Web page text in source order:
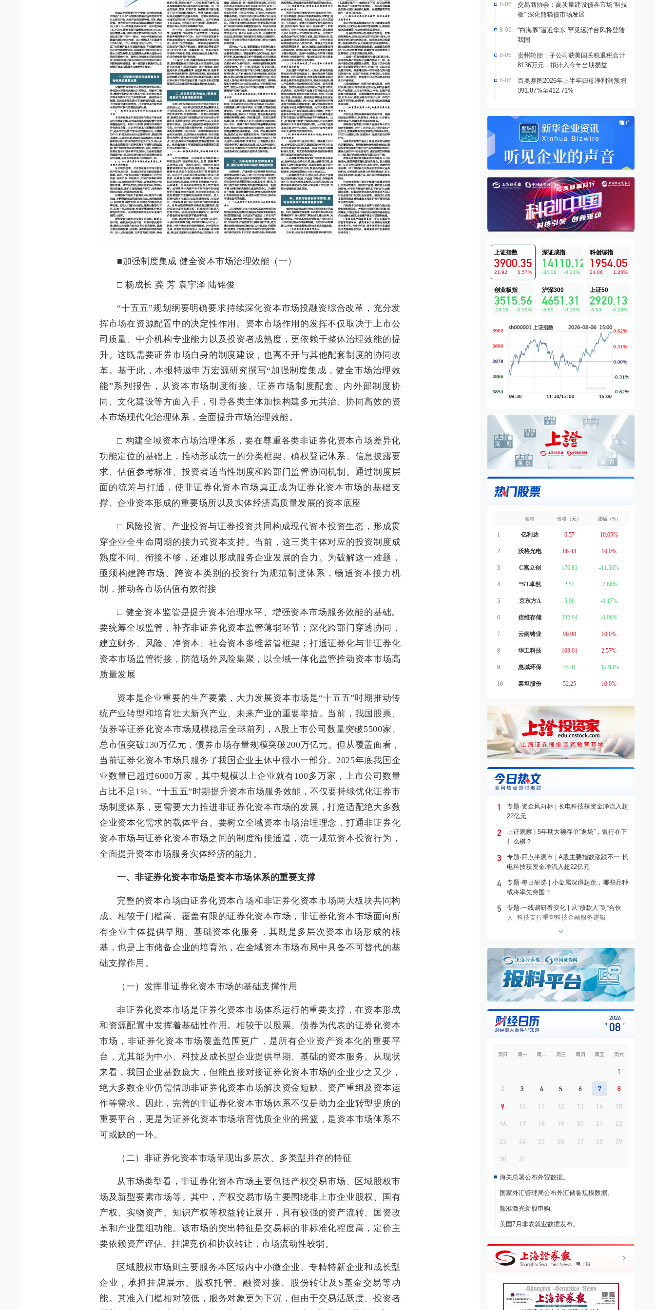
■加强制度集成 健全资本市场治理效能（一）
□ 杨成长 龚 芳 袁宇泽 陆铭俊
“十五五”规划纲要明确要求持续深化资本市场投融资综合改革，充分发
挥市场在资源配置中的决定性作用。资本市场作用的发挥不仅取决于上市公
司质量、中介机构专业能力以及投资者成熟度，更依赖于整体治理效能的提
升。这既需要证券市场自身的制度建设，也离不开与其他配套制度的协同改
革。基于此，本报特邀申万宏源研究撰写“加强制度集成，健全市场治理效
能”系列报告，从资本市场制度衔接、证券市场制度配套、内外部制度协
同、文化建设等方面入手，引导各类主体加快构建多元共治、协同高效的资
本市场现代化治理体系，全面提升市场治理效能。
□ 构建全域资本市场治理体系，要在尊重各类非证券化资本市场差异化
功能定位的基础上，推动形成统一的分类框架、确权登记体系、信息披露要
求、估值参考标准、投资者适当性制度和跨部门监管协同机制。通过制度层
面的统筹与打通，使非证券化资本市场真正成为证券化资本市场的基础支
撑、企业资本形成的重要场所以及实体经济高质量发展的资本底座
□ 风险投资、产业投资与证券投资共同构成现代资本投资生态，形成贯
穿企业全生命周期的接力式资本支持。当前，这三类主体对应的投资制度成
熟度不同、衔接不够，还难以形成服务企业发展的合力。为破解这一难题，
亟须构建跨市场、跨资本类别的投资行为规范制度体系，畅通资本接力机
制，推动各市场估值有效衔接
□ 健全资本监管是提升资本治理水平、增强资本市场服务效能的基础。
要统筹全域监管，补齐非证券化资本监管薄弱环节；深化跨部门穿透协同，
建立财务、风险、净资本、社会资本多维监管框架；打通证券化与非证券化
资本市场监管衔接，防范场外风险集聚，以全域一体化监管推动资本市场高
质量发展
资本是企业重要的生产要素，大力发展资本市场是“十五五”时期推动传
统产业转型和培育壮大新兴产业、未来产业的重要举措。当前，我国股票、
债券等证券化资本市场规模稳居全球前列，A股上市公司数量突破5500家、
总市值突破130万亿元，债券市场存量规模突破200万亿元。但从覆盖面看，
当前证券化资本市场只服务了我国企业主体中很小一部分。2025年底我国企
业数量已超过6000万家，其中规模以上企业就有100多万家，上市公司数量
占比不足1%。“十五五”时期提升资本市场服务效能，不仅要持续优化证券市
场制度体系，更需要大力推进非证券化资本市场的发展，打造适配绝大多数
企业资本化需求的载体平台。要树立全域资本市场治理理念，打通非证券化
资本市场与证券化资本市场之间的制度衔接通道，统一规范资本投资行为，
全面提升资本市场服务实体经济的能力。
一、非证券化资本市场是资本市场体系的重要支撑
完整的资本市场由证券化资本市场和非证券化资本市场两大板块共同构
成。相较于门槛高、覆盖有限的证券化资本市场，非证券化资本市场面向所
有企业主体提供早期、基础资本化服务，其既是多层次资本市场形成的根
基，也是上市储备企业的培育池，在全域资本市场布局中具备不可替代的基
础支撑作用。
（一）发挥非证券化资本市场的基础支撑作用
非证券化资本市场是证券化资本市场体系运行的重要支撑，在资本形成
和资源配置中发挥着基础性作用。相较于以股票、债券为代表的证券化资本
市场，非证券化资本市场覆盖范围更广，是所有企业资产资本化的重要平
台，尤其能为中小、科技及成长型企业提供早期、基础的资本服务。从现状
来看，我国企业基数庞大，但能直接对接证券化资本市场的企业少之又少，
绝大多数企业仍需借助非证券化资本市场解决资金短缺、资产重组及资本运
作等需求。因此，完善的非证券化资本市场体系不仅是助力企业转型提质的
重要平台，更是为证券化资本市场培育优质企业的摇篮，是资本市场体系不
可或缺的一环。
（二）非证券化资本市场呈现出多层次、多类型并存的特征
从市场类型看，非证券化资本市场主要包括产权交易市场、区域股权市
场及新型要素市场等。其中，产权交易市场主要围绕非上市企业股权、国有
产权、实物资产、知识产权等权益转让展开，具有较强的资产流转、国资改
革和产业重组功能。该市场的突出特征是交易标的非标准化程度高，定价主
要依赖资产评估、挂牌竞价和协议转让，市场流动性较弱。
区域股权市场则主要服务本区域内中小微企业、专精特新企业和成长型
企业，承担挂牌展示、股权托管、融资对接、股份转让及S基金交易等功
能。其准入门槛相对较低，服务对象更为下沉，但由于交易活跃度、投资者
8-06
交易商协会：高质量建设债券市场“科技
板” 深化熊猫债市场发展
8-06
“白海豚”逼近华东 罕见远洋台风将登陆
我国
8-06
贵州轮胎：子公司获美国关税退税合计
8136万元，拟计入今年当期损益
8-06
百奥赛图2026年上半年归母净利润预增
391.87%至412.71%
上证指数
3900.35
21.92 0.57%
深证成指
14110.12
-34.08 -0.24%
科创综指
1954.05
24.06 1.25%
创业板指
3515.56
-19.58 -0.55%
沪深300
4651.31
-6.85 -0.15%
上证50
2920.13
-3.93 -0.13%
名称 价格（元） 涨幅（%）
1 亿利达 6.57 10.05%
2 沃格光电 86.43 10.0%
3 C嘉立创 176.81 -11.56%
4 *ST卓然 2.53 -7.66%
5 京东方A 5.96 -0.17%
6 佰维存储 232.94 -0.06%
7 云南锗业 90.98 10.0%
8 华工科技 103.01 2.57%
9 惠城环保 75.41 -12.93%
10 泰坦股份 52.25 10.0%
1
专题·资金风向标 | 长电科技获资金净流入超
22亿元
2
上证观察 | 5年期大额存单“返场”，银行在下
什么棋？
3
专题·四点半观市 | A股主要指数涨跌不一 长
电科技获资金净流入超22亿元
4
专题·每日研选 | 小金属深蹲起跳，哪些品种
或将率先突围？
5
专题·一线调研看变化 | 从“放款人”到“合伙
人” 科技支行重塑科技金融服务逻辑
专题·港股异动 | 沪上阿姨盘中涨超13%
7 专题·个股异动 | 603221，10连板
8
专题·板块异动 | 煤炭板块大幅上涨 昊华能
源等多股涨停
9
专题·国际晨讯 | 闪迪、西部数据美股盘后大
跌 黄金强势反弹
10 开盘必读 2026
08
周日 周一 周二 周三 周四 周五 周六
1
2 3 4 5 6 7 8
9 10 11 12 13 14 15
16 17 18 19 20 21 22
23 24 25 26 27 28 29
30 31
海关总署公布外贸数据。
国家外汇管理局公布外汇储备规模数据。
频准激光新股申购。
美国7月非农就业数据发布。